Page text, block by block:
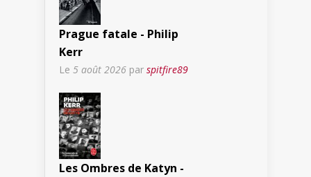
Prague fatale - Philip
Kerr
Le 5 août 2026 par spitfire89
Les Ombres de Katyn -